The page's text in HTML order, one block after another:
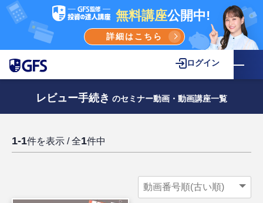
無料講座公開中!
詳細はこちら
ログイン
レビュー手続き のセミナー動画・動画講座一覧
1-1件を表示 / 全1件中